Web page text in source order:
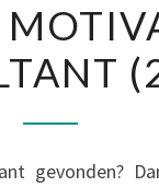
(2025)
gevonden?